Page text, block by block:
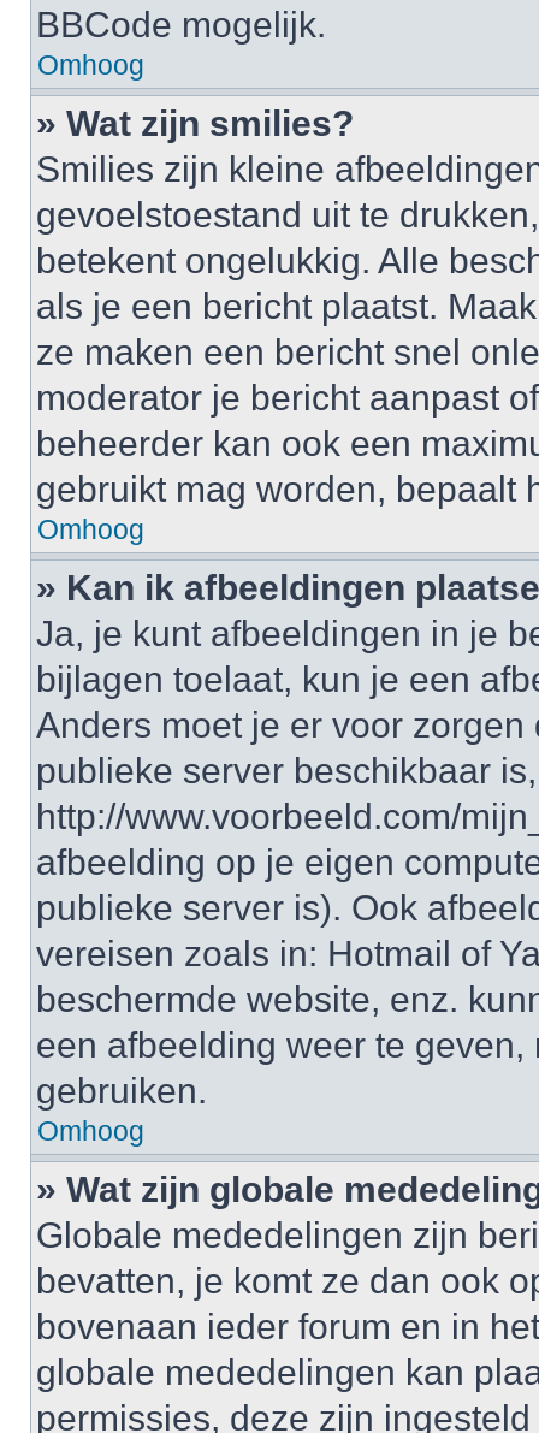
BBCode mogelijk.
Omhoog
» Wat zijn smilies?
Smilies zijn kleine
gevoelstoestand uit te
betekent ongelukkig. Alle
als je een bericht plaatst.
ze maken een bericht snel
moderator je bericht aanpast
beheerder kan ook een
gebruikt mag worden, bepaalt
Omhoog
» Kan ik afbeeldingen
Ja, je kunt afbeeldingen in je
bijlagen toelaat, kun je een
Anders moet je er voor
publieke server beschikbaar
http://www.voorbeeld.com/
afbeelding op je eigen
publieke server is). Ook
vereisen zoals in: Hotmail of
beschermde website, enz.
een afbeelding weer te
gebruiken.
Omhoog
» Wat zijn globale
Globale mededelingen zijn
bevatten, je komt ze dan ook
bovenaan ieder forum en in
globale mededelingen kan
permissies, deze zijn